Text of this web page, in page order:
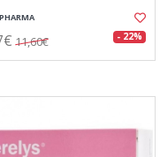
11,60€ - 22%